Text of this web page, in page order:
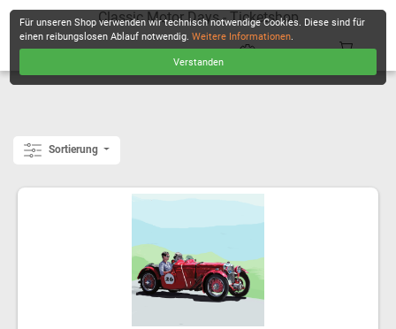
Classic Motor Days - Ticketshop
Sortierung
Für unseren Shop verwenden wir technisch notwendige Cookies. Diese sind für
einen reibungslosen Ablauf notwendig.Weitere Informationen.
Verstanden